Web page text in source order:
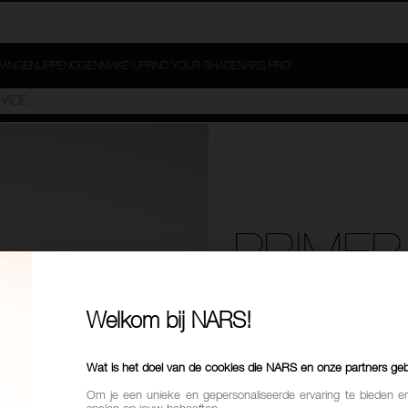
MAKE-UP FIND YOUR SHADE NARS PRO
PRIMER
Welkom bij NARS!
Wat is het doel van de cookies die NARS en onze partners
Om je een unieke en gepersonaliseerde ervaring te bieden